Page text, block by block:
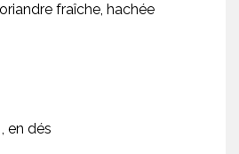
fraîche, hachée
en dés